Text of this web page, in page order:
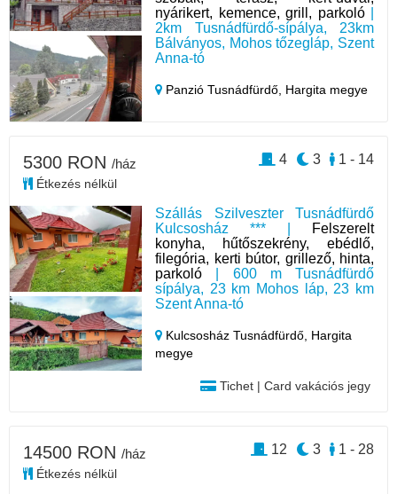
nyárikert, kemence, grill, parkoló|
2km Tusnádfürdő-sípálya, 23km
Bálványos, Mohos tőzegláp, Szent
Anna-tó
Panzió Tusnádfürdő, Hargita megye
Szállás Szilveszter Tusnádfürdő
Kulcsosház *** |
Felszerelt
konyha, hűtőszekrény, ebédlő,
filegória, kerti bútor, grillező, hinta,
parkoló | 600 m Tusnádfürdő
sípálya, 23 km Mohos láp, 23 km
Szent Anna-tó
Kulcsosház Tusnádfürdő, Hargita
megye
Tichet | Card vakációs jegy
5300 RON /ház
Étkezés nélkül
1 - 14
3
4
14500 RON /ház
Étkezés nélkül
1 - 28
3
12